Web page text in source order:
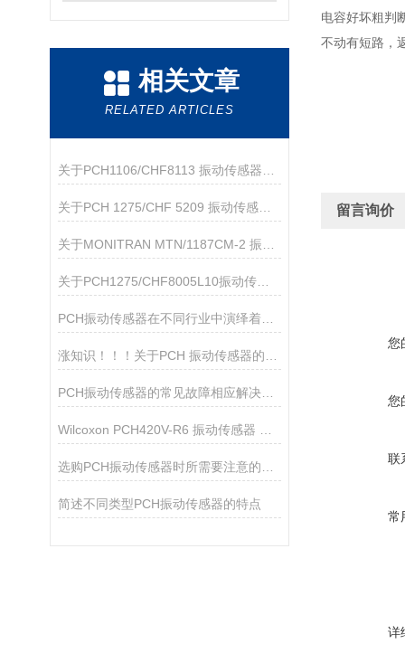
相关文章
RELATED ARTICLES
关于PCH 1275/CHF 5209 振动传感器的产品介绍
关于PCH1275/CHF8005L10振动传感器的产品介绍
PCH振动传感器的常见故障相应解决方法分享
简述不同类型PCH振动传感器的特点
电容好坏粗判
不动有短路，
留言询价
您
您
联
常
详